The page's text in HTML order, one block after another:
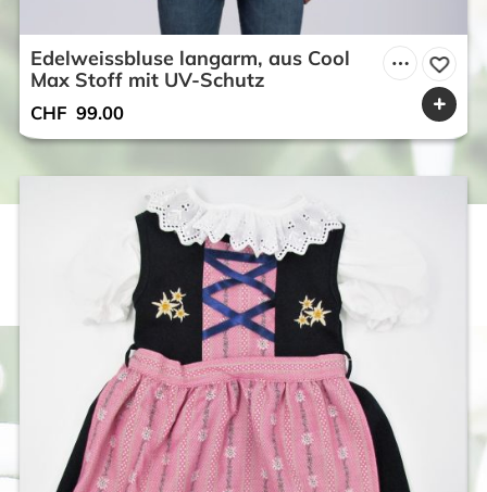
Edelweissbluse langarm, aus Cool
Max Stoff mit UV-Schutz
CHF 99.00